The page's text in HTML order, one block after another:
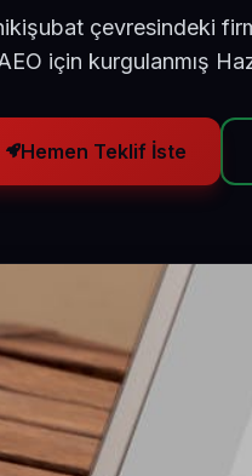
çevresindeki
için kurgulanmış
Hemen Teklif İste